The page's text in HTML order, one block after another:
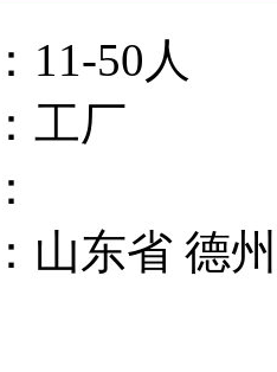
11-50人
工厂
山东省 德州